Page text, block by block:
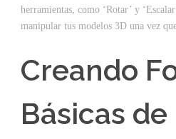
herramientas, como ‘Rotar’ y
manipular tus modelos 3D una vez
Creando
Básicas de